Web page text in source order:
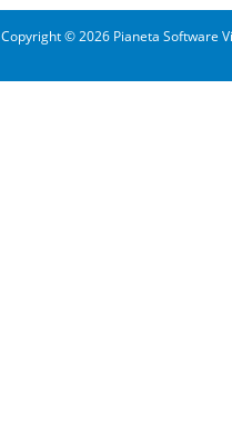
Copyright © 2026 Pianeta Software